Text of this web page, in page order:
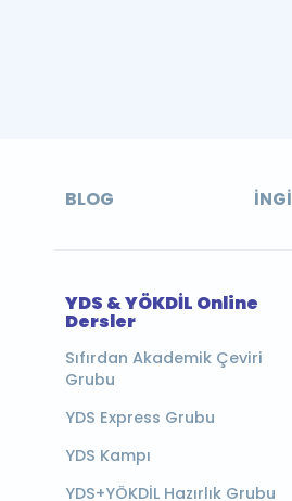
BLOG
YDS & YÖKDİL Online
Dersler
Sıfırdan Akademik Çeviri
Grubu
YDS Express Grubu
YDS Kampı
YDS+YÖKDİL Hazırlık Grubu